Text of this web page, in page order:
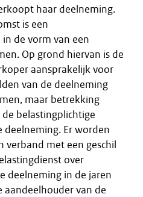
haar deelneming.
is een
in de vorm van een
Op grond hiervan is de
aansprakelijk voor
van de deelneming
maar betrekking
belastingplichtige
deelneming. Er worden
verband met een geschil
over
deelneming in de jaren
van de